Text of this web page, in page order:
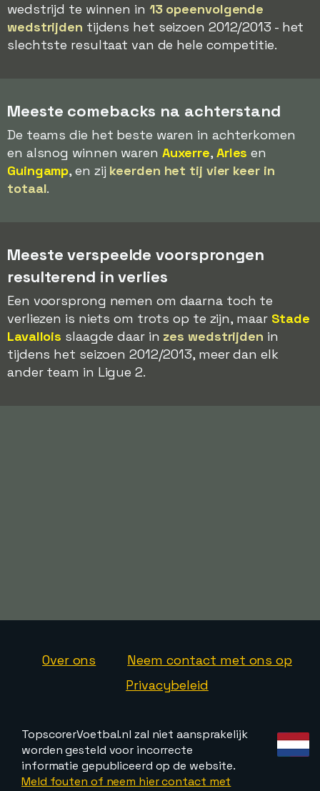
wedstrijd te winnen in 13 opeenvolgende
wedstrijden tijdens het seizoen 2012/2013 - het
slechtste resultaat van de hele competitie.
Meeste comebacks na achterstand
De teams die het beste waren in achterkomen
en alsnog winnen waren Auxerre, Arles en
Guingamp, en zij keerden het tij vier keer in
totaal.
Meeste verspeelde voorsprongen
resulterend in verlies
Een voorsprong nemen om daarna toch te
verliezen is niets om trots op te zijn, maar Stade
Lavallois slaagde daar in zes wedstrijden in
tijdens het seizoen 2012/2013, meer dan elk
ander team in Ligue 2.
Over ons
Neem contact met ons op
Privacybeleid
TopscorerVoetbal.nl zal niet aansprakelijk
worden gesteld voor incorrecte
informatie gepubliceerd op de website.
Meld fouten of neem hier contact met